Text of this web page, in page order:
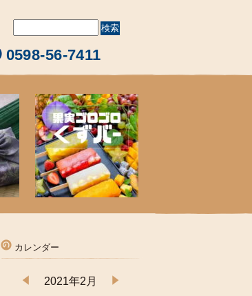
0598-56-7411
カレンダー
2021年2月